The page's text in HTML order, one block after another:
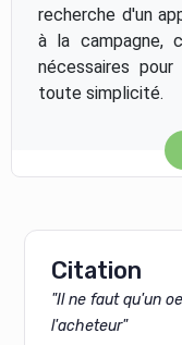
recherche d'un
à la campagne,
nécessaires
toute simplicité.
Citation
"Il ne faut qu'un
l'acheteur"